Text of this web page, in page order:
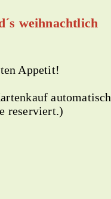
weihnachtlich
Appetit!
automatisch
reserviert.)